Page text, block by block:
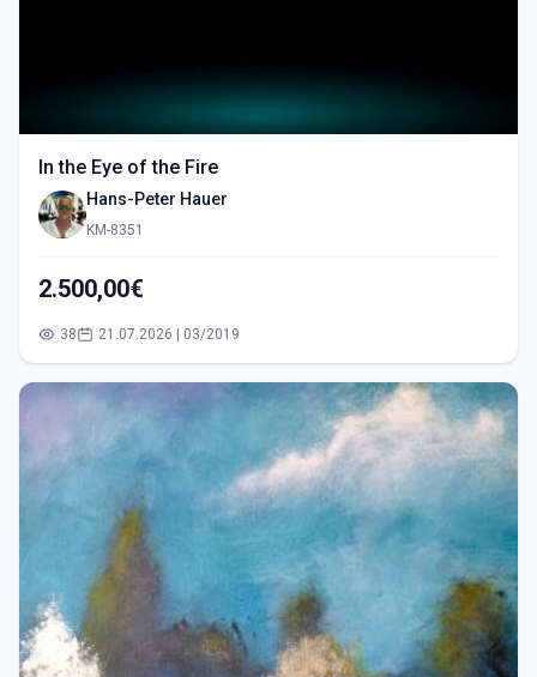
In the Eye of the Fire
Hans-Peter Hauer
KM-8351
2.500,00€
38 21.07.2026 | 03/2019